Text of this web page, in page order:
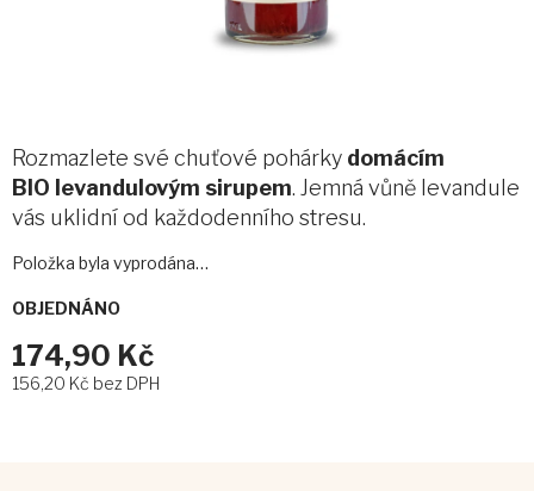
174,90 Kč
156,20 Kč bez DPH
OBJEDNÁNO
Položka byla vyprodána…
Rozmazlete své chuťové pohárky domácím
BIO levandulovým sirupem. Jemná vůně levandule
vás uklidní od každodenního stresu.